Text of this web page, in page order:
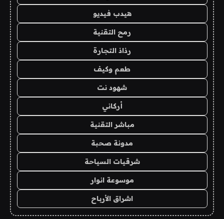
هيدب فيديو
رمح التقنية
رذاذ التجارة
طعم وكيف
شهود نت
أركاني
مباشر التقنية
مدونة صحبة
شرقيات السياحة
موسوعة انوار
اشراق الأرباح